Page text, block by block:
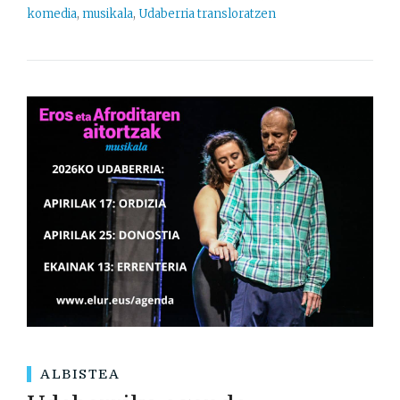
komedia, musikala, Udaberria transloratzen
ALBISTEA